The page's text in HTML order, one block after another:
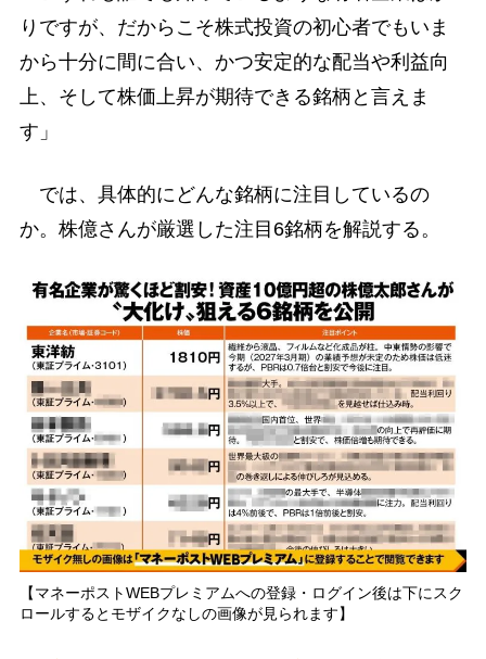
りですが、だからこそ株式投資の初心者でもいま
から十分に間に合い、かつ安定的な配当や利益向
上、そして株価上昇が期待できる銘柄と言えま
す」
では、具体的にどんな銘柄に注目しているの
か。株億さんが厳選した注目6銘柄を解説する。
【マネーポストWEBプレミアムへの登録・ログイン後は下にスク
ロールするとモザイクなしの画像が見られます】